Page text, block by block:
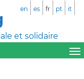
et solidaire
en es fr pt it